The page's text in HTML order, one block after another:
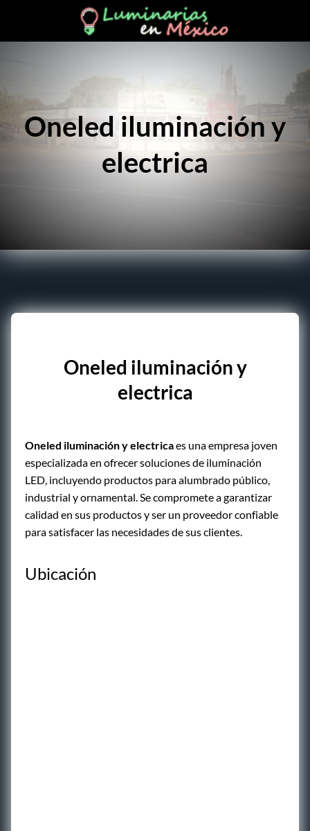
Oneled iluminación y
electrica
Oneled iluminación y
electrica
Oneled iluminación y electricaes una empresa joven
especializada en ofrecer soluciones de iluminación
LED, incluyendo productos para alumbrado público,
industrial y ornamental. Se compromete a garantizar
calidad en sus productos y ser un proveedor confiable
para satisfacer las necesidades de sus clientes.
Ubicación